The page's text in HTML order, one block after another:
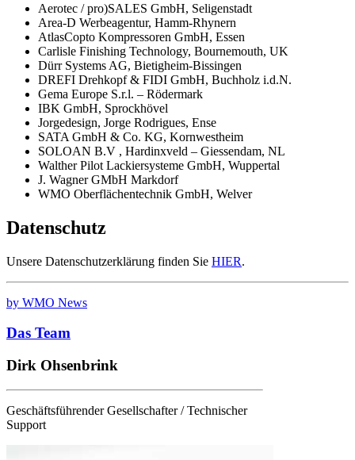
Aerotec / pro)SALES GmbH, Seligenstadt
Area-D Werbeagentur, Hamm-Rhynern
AtlasCopto Kompressoren GmbH, Essen
Carlisle Finishing Technology, Bournemouth, UK
Dürr Systems AG, Bietigheim-Bissingen
DREFI Drehkopf & FIDI GmbH, Buchholz i.d.N.
Gema Europe S.r.l. – Rödermark
IBK GmbH, Sprockhövel
Jorgedesign, Jorge Rodrigues, Ense
SATA GmbH & Co. KG, Kornwestheim
SOLOAN B.V , Hardinxveld – Giessendam, NL
Walther Pilot Lackiersysteme GmbH, Wuppertal
J. Wagner GMbH Markdorf
WMO Oberflächentechnik GmbH, Welver
Datenschutz
Unsere Datenschutzerklärung finden Sie HIER.
by WMO News
Das Team
Dirk Ohsenbrink
Geschäftsführender Gesellschafter / Technischer
Support